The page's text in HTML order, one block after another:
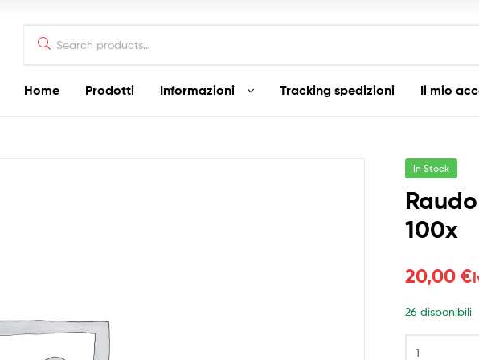
for:
Home Prodotti Informazioni Tracking spedizioni Il mio
In Stock
100x
20,00€
26 disponibili